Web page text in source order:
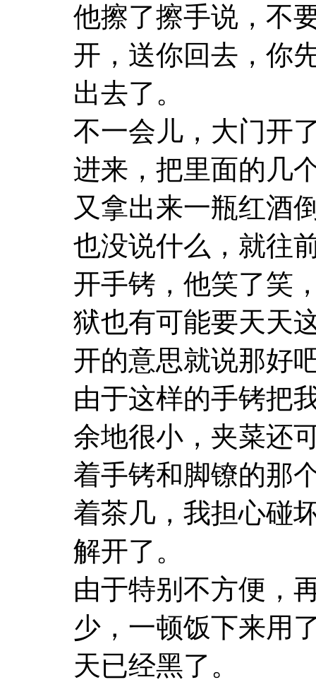
他擦了擦手说，不
开，送你回去，你
出去了。
不一会儿，大门开
进来，把里面的几
又拿出来一瓶红酒
也没说什么，就往
开手铐，他笑了笑
狱也有可能要天天
开的意思就说那好
由于这样的手铐把
余地很小，夹菜还
着手铐和脚镣的那
着茶几，我担心碰
解开了。
由于特别不方便，
少，一顿饭下来用
天已经黑了。